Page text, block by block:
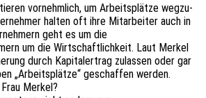
vornehm­lich, um Arbeits­plät­ze wegzu­
halten oft ihre Mitar­bei­ter auch in
geht es um die
um die Wirt­schaft­lich­keit. Laut Merkel
durch Kapi­tal­ertrag zulas­sen oder gar
„Arbeits­plät­ze“ geschaf­fen werden.
Merkel?